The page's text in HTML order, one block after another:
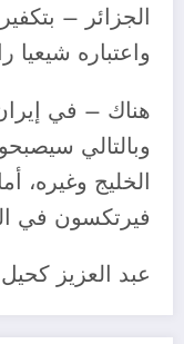
الجزائر –
واعتباره شيعيا
هناك – في
وبالتالي
الخليج وغيره،
فيرتكسون في
عبد العزيز كحيل